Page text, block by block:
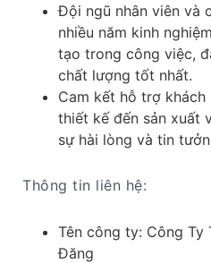
Đội ngũ nhân viên và
nhiều năm kinh
tạo trong công việc,
chất lượng tốt nhất.​
Cam kết hỗ trợ
thiết kế đến sản xuất
sự hài lòng và tin
Thông tin liên hệ:
Tên công ty: Công Ty
Đăng